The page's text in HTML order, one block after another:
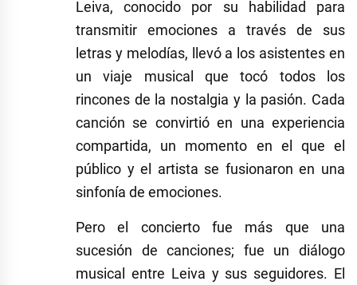
Leiva, conocido por su habilidad para
transmitir emociones a través de sus
letras y melodías, llevó a los asistentes en
un viaje musical que tocó todos los
rincones de la nostalgia y la pasión. Cada
canción se convirtió en una experiencia
compartida, un momento en el que el
público y el artista se fusionaron en una
sinfonía de emociones.
Pero el concierto fue más que una
sucesión de canciones; fue un diálogo
musical entre Leiva y sus seguidores. El